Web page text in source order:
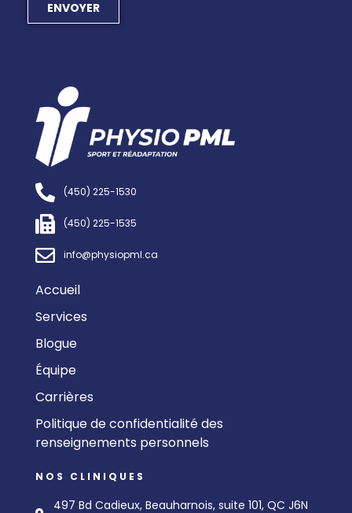
ENVOYER
(450) 225-1530
(450) 225-1535
info@physiopml.ca
Accueil
Services
Blogue
Équipe
Carrières
Politique de confidentialité des
renseignements personnels
NOS CLINIQUES
497 Bd Cadieux, Beauharnois, suite 101, QC J6N